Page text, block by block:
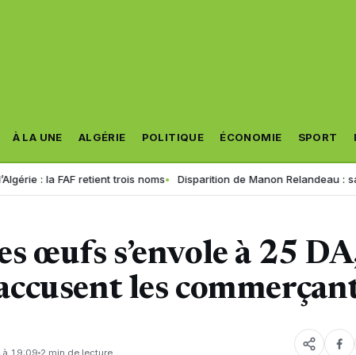
À LA UNE ALGÉRIE POLITIQUE ÉCONOMIE SPORT
retient trois noms Disparition de Manon Relandeau : sa mère
œufs s’envole à 25
les
à 19:09 2 min de lecture